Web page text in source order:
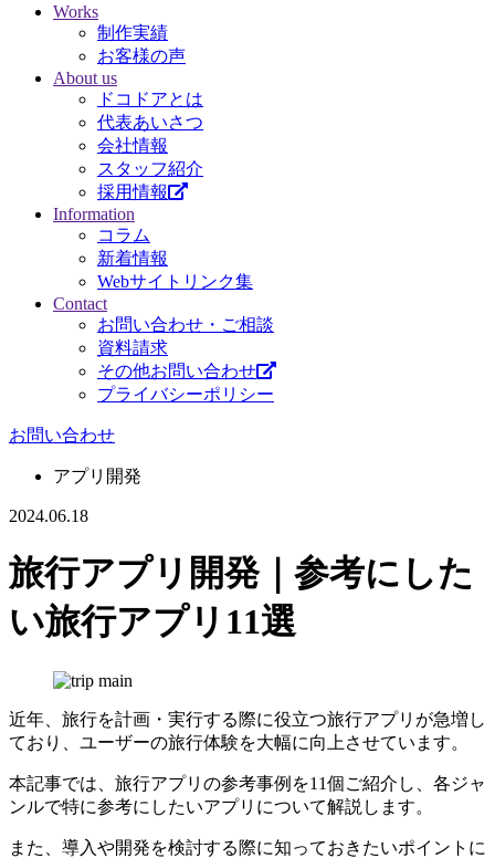
Works
制作実績
お客様の声
About us
ドコドアとは
代表あいさつ
会社情報
スタッフ紹介
採用情報
Information
コラム
新着情報
Webサイトリンク集
Contact
お問い合わせ・ご相談
資料請求
その他お問い合わせ
プライバシーポリシー
お問い合わせ
アプリ開発
2024.06.18
旅行アプリ開発｜参考にした
い旅行アプリ11選
近年、旅行を計画・実行する際に役立つ旅行アプリが急増し
ており、ユーザーの旅行体験を大幅に向上させています。
本記事では、旅行アプリの参考事例を11個ご紹介し、各ジャ
ンルで特に参考にしたいアプリについて解説します。
また、導入や開発を検討する際に知っておきたいポイントに